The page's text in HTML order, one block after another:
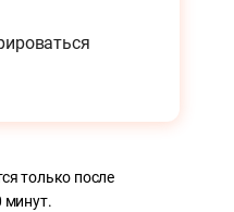
только после
минут.